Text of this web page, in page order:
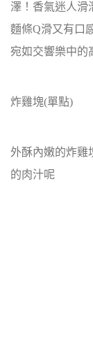
澤！香氣迷人滑
麵條Q滑又有口
宛如交響樂中的
炸雞塊(單點)
外酥內嫩的炸雞
的肉汁呢